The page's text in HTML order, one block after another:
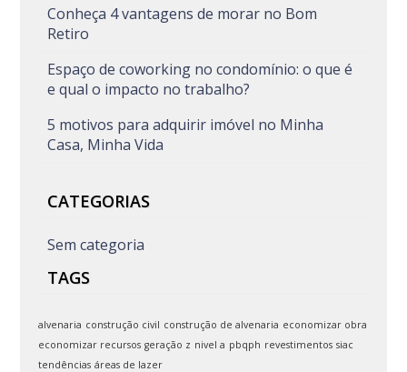
Conheça 4 vantagens de morar no Bom
Retiro
Espaço de coworking no condomínio: o que é
e qual o impacto no trabalho?
5 motivos para adquirir imóvel no Minha
Casa, Minha Vida
CATEGORIAS
Sem categoria
TAGS
alvenaria construção civil construção de alvenaria economizar obra
economizar recursos geração z nivel a pbqph revestimentos siac
tendências áreas de lazer